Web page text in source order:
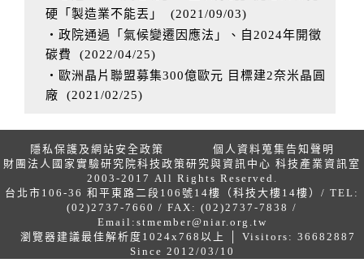
硬「製造業不能丟」
(2021/09/03)
‧政院通過「氣候變遷因應法」、自2024年開徵
碳費
(2022/04/25)
‧歐洲晶片聯盟募集300億歐元 目標建2奈米晶圓
廠 (2021/02/25)
隱私保護及網站安全政策
個人資料蒐集告知聲明
財團法人國家實驗研究院科技政策研究與資訊中心 科技產業資訊室
2003-2017 All Rights Reserved.
台北市106-36 和平東路二段106號14樓（科技大樓14樓）/ TEL:
(02)2737-7660 / FAX: (02)2737-7838 /
Email: stmember@niar.org.tw
瀏覽器建議最佳解析度1024x768以上 │ Visitors: 36682887
Since 2012/03/10